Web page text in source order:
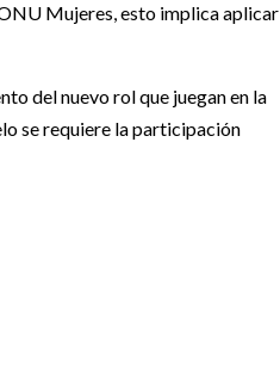
Mujeres, esto implica aplicar
del nuevo rol que juegan en la
se requiere la participación